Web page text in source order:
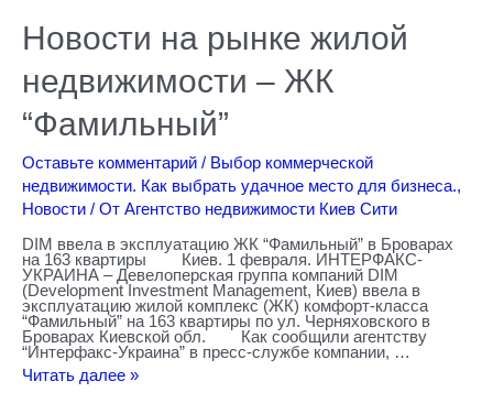
Новости на рынке жилой
недвижимости – ЖК
“Фамильный”
Оставьте комментарий / Выбор коммерческой
недвижимости. Как выбрать удачное место для бизнеса.,
Новости / От Агентство недвижимости Киев Сити
DIM ввела в эксплуатацию ЖК “Фамильный” в Броварах
на 163 квартиры Киев. 1 февраля. ИНТЕРФАКС-
УКРАИНА – Девелоперская группа компаний DIM
(Development Investment Management, Киев) ввела в
эксплуатацию жилой комплекс (ЖК) комфорт-класса
“Фамильный” на 163 квартиры по ул. Черняховского в
Броварах Киевской обл. Как сообщили агентству
“Интерфакс-Украина” в пресс-службе компании, …
на
рынке
недвижимости
–
ЖК
“Фамильный”
Читать далее »